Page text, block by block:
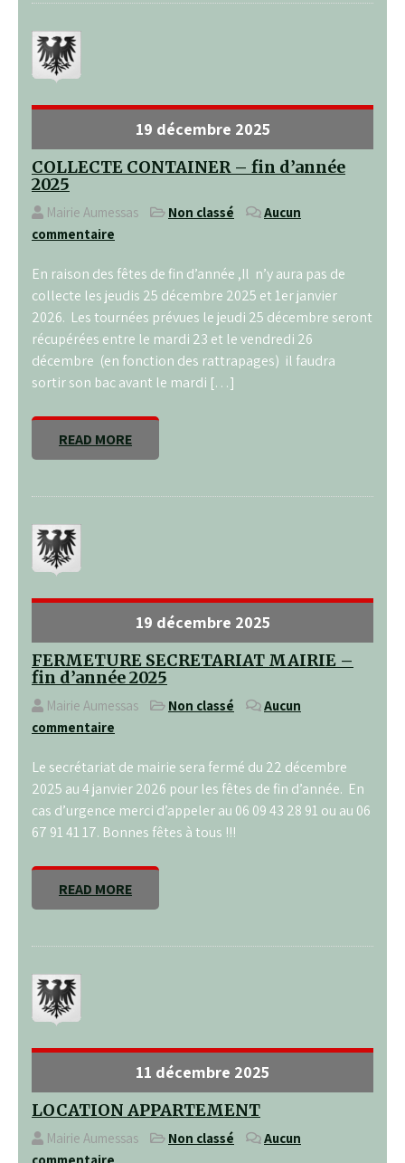
19 décembre 2025
COLLECTE CONTAINER – fin d’année
2025
Mairie Aumessas Non classé
Aucun
commentaire
En raison des fêtes de fin d’année ,Il n’y aura pas de
collecte les jeudis 25 décembre 2025 et 1er janvier
2026. Les tournées prévues le jeudi 25 décembre seront
récupérées entre le mardi 23 et le vendredi 26
décembre (en fonction des rattrapages) il faudra
sortir son bac avant le mardi […]
READ MORE
19 décembre 2025
FERMETURE SECRETARIAT MAIRIE –
fin d’année 2025
Mairie Aumessas Non classé
Aucun
commentaire
Le secrétariat de mairie sera fermé du 22 décembre
2025 au 4 janvier 2026 pour les fêtes de fin d’année. En
cas d’urgence merci d’appeler au 06 09 43 28 91 ou au 06
67 91 41 17. Bonnes fêtes à tous !!!
READ MORE
11 décembre 2025
LOCATION APPARTEMENT
Mairie Aumessas Non classé
Aucun